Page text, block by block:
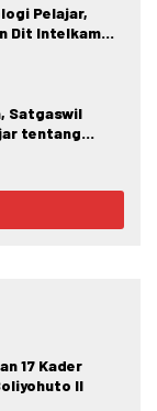
Pelajar,
Dit Intelkam
Satgaswil
tentang
17 Kader
II